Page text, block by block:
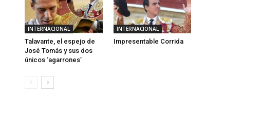
INTERNACIONAL
Talavante, el espejo de
José Tomás y sus dos
únicos ‘agarrones’
INTERNACIONAL
Impresentable Corrida